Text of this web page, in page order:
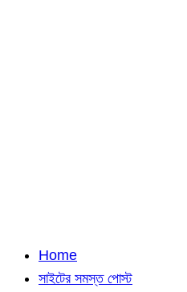
Home
সাইটের সমস্ত পোস্ট